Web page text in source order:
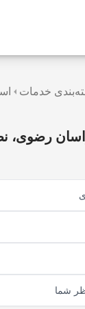
خدمات
رضوی،
شما